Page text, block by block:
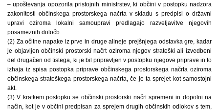
– upoštevanja opozorila pristojnih ministrstev, ki občini v postopku nadzora
zakonitosti občinskega prostorskega načrta v skladu s predpisi o državni
upravi oziroma lokalni samoupravi predlagajo razveljavitve njegovih
posameznih določb.
(2) Za očitne napake iz prve in druge alineje prejšnjega odstavka gre, kadar
je objavljen občinski prostorski načrt oziroma njegov strateški ali izvedbeni
del drugačen od tistega, ki je bil pripravljen v postopku njegove priprave in to
izhaja iz spisa postopka priprave občinskega prostorskega načrta oziroma
občinskega strateškega prostorskega načrta, če je ta sprejet kot samostojni
akt.
(3) V kratkem postopku se občinski prostorski načrt spremeni in dopolni na
način, kot je v občini predpisan za sprejem drugih občinskih odlokov s tem,